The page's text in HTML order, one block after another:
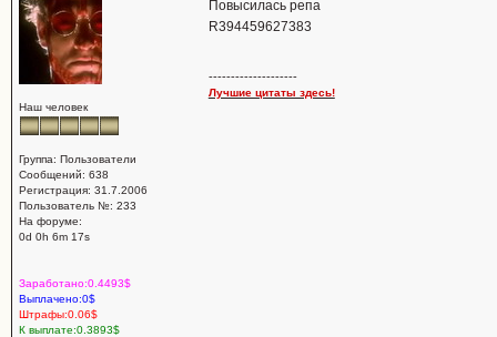
Наш человек
Группа: Пользователи
Сообщений: 638
Регистрация: 31.7.2006
Пользователь №: 233
На форуме:
0d 0h 6m 17s
Заработано:0.4493$
Выплачено:0$
Штрафы:0.06$
К выплате:0.3893$
Повысилась репа
R394459627383
--------------------
Лучшие цитаты здесь!